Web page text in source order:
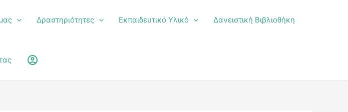
Δραστηριότητες Εκπαιδευτικό Υλικό Δανειστική Βιβλιοθήκη
account_circle